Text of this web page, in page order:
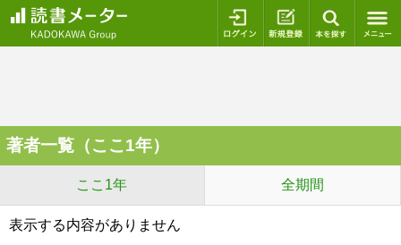
ログイン 新規登録
著者一覧（ここ1年）
ここ1年 全期間
表示する内容がありません